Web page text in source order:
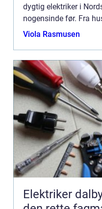
dygtig elektriker i
nogensinde før. Fra
komplekse elektriske
Viola Rasmusen
Elektriker dalby sådan vælger